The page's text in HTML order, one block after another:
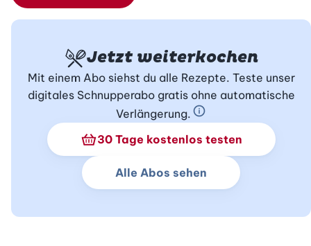
Jetzt weiterkochen
Mit einem Abo siehst du alle Rezepte. Teste unser
digitales Schnupperabo gratis ohne automatische
Verlängerung.
Schnupperabo Info
30 Tage kostenlos testen
Alle Abos sehen